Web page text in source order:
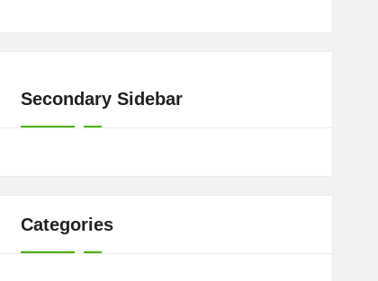
Secondary Sidebar
Categories